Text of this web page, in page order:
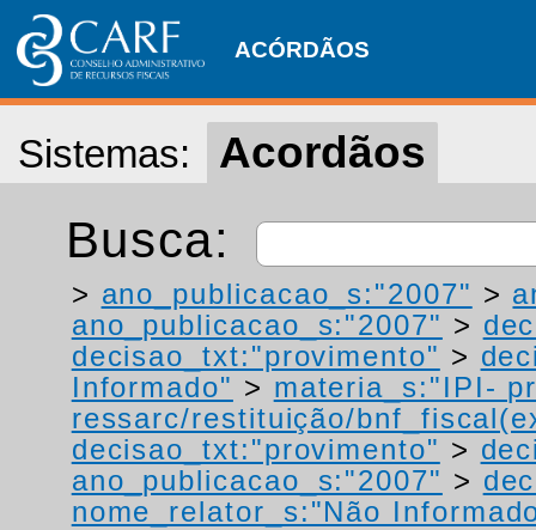
ACÓRDÃOS
Sistemas: Acordãos
Busca:
> ano_publicacao_s:"2007" >
ano_publicacao_s:"2007" >
decisao_txt:"provimento" >
Informado" > materia_s:"IPI-
ressarc/restituição/
decisao_txt:"provimento" >
ano_publicacao_s:"2007" >
nome_relator_s:"Não